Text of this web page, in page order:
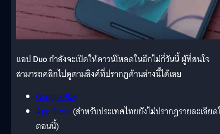
แอป Duoกำลังจะเปิดให้ดาวน์โหลดในอีกไม่กี่วันนี้ ผู้ที่สนใจ
สามารถคลิกไปดูตามลิงค์ที่ปรากฏด้านล่างนี้ได้เลย
Google Play
App Store(สำหรับประเทศไทยยังไม่ปรากฏรายละเอีย
ตอนนี้)